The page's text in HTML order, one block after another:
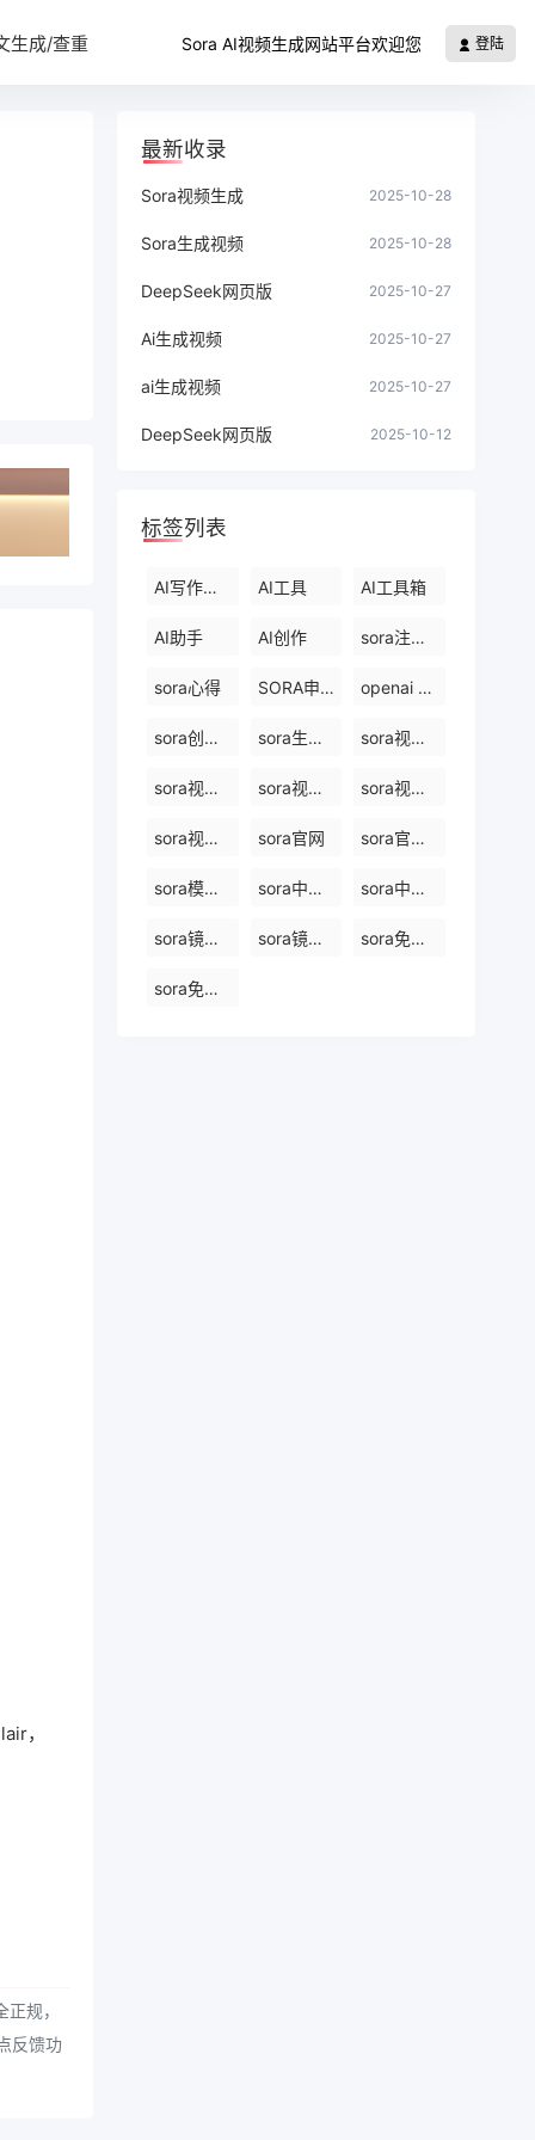
生成/查重 Sora AI视频生成网站平台欢迎您 登陆
，
规，
反馈功
最新收录
Sora视频生成 2025-10-28
Sora生成视频 2025-10-28
DeepSeek网页版 2025-10-27
Ai生成视频 2025-10-27
ai生成视频 2025-10-27
DeepSeek网页版 2025-10-12
标签列表
AI写作工具 AI工具 AI工具箱
AI助手 AI创作 sora注册教程最新
sora心得 SORA申请 openai sora创始人
sora创始人 sora生成视频平台 sora视频制作
sora视频生成模型 sora视频生成器 sora视频生成技术
sora视频合成 sora官网 sora官网中文
sora模型原理 sora中国站入口 sora中国站网站
sora镜像网站免费 sora镜像官网 sora免费版在线
sora免费网站